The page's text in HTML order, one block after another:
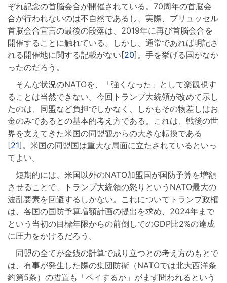
ぞれ記念の首脳会合が開催されている。70周年の首脳会
合が行われないのは不自然であるし、実際、ブリュッセル
首脳会合宣言の最後の段落は、2019年に再び首脳会合を
開催することに触れている。しかし、通常であれば明記さ
れる開催地に関する記載がない[20]。手を挙げる国がなか
ったのだろう。
そんな状況のNATOを、「強くなった」として楽観視す
ることは当然できない。今回トランプ大統領が改めて示し
たのは、同盟など負担でしかなく、しかもその物差しはお
金のみであるとの基本的考え方である。これは、戦後の世
界を支えてきた米国の同盟観からの大きな転換である
[21]。米国の同盟国は重大な局面に立たされているといっ
てよい。
短期的には、米国以外のNATO加盟国が国防予算を増額
させることで、トランプ大統領の怒りというNATO最大の
波乱要素を回避するしかない。これについてトランプ政権
は、各国の国防予算増額計画の提出を求め、2024年まで
という当初の目標年限からの前倒しでのGDP比2%の達成
に圧力をかけるだろう。
同盟の全てが金銭の計算で成り立つとの考え方のもとで
は、有事が発生した際の集団防衛（NATOでは北大西洋条
約第5条）の措置も「ペイするか」がまず問われるという